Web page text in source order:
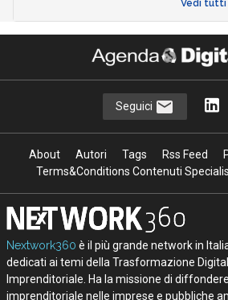
Vedi tutti
Seguici
About Autori Tags Rss Feed
Terms&Conditions Contenuti
Nextwork360 è il più grande network in
dedicati ai temi della Trasformazione
Imprenditoriale. Ha la missione di
imprenditoriale nelle imprese e pubbliche